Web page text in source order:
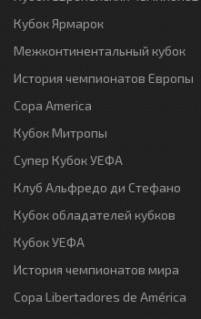
Кубок Ярмарок
Межконтинентальный кубок
История чемпионатов Европы
Copa America
Кубок Митропы
Супер Кубок УЕФА
Клуб Альфредо ди Стефано
Кубок обладателей кубков
Кубок УЕФА
История чемпионатов мира
Copa Libertadores de América